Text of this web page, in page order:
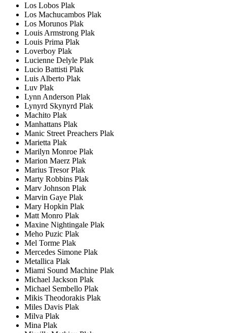
Los Lobos Plak
Los Machucambos Plak
Los Morunos Plak
Louis Armstrong Plak
Louis Prima Plak
Loverboy Plak
Lucienne Delyle Plak
Lucio Battisti Plak
Luis Alberto Plak
Luv Plak
Lynn Anderson Plak
Lynyrd Skynyrd Plak
Machito Plak
Manhattans Plak
Manic Street Preachers Plak
Marietta Plak
Marilyn Monroe Plak
Marion Maerz Plak
Marius Tresor Plak
Marty Robbins Plak
Marv Johnson Plak
Marvin Gaye Plak
Mary Hopkin Plak
Matt Monro Plak
Maxine Nightingale Plak
Meho Puzic Plak
Mel Torme Plak
Mercedes Simone Plak
Metallica Plak
Miami Sound Machine Plak
Michael Jackson Plak
Michael Sembello Plak
Mikis Theodorakis Plak
Miles Davis Plak
Milva Plak
Mina Plak